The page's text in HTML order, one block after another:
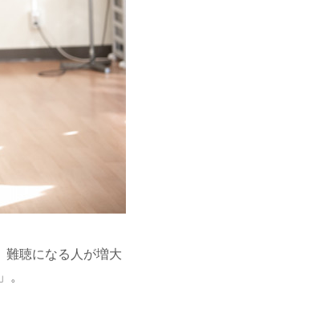
聴になる人が増大